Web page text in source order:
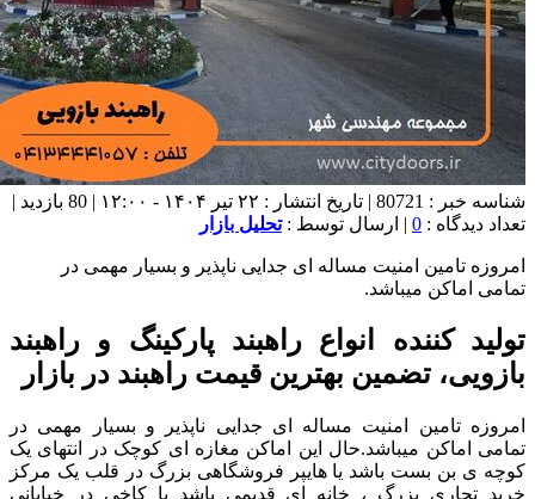
شناسه خبر : 80721 | تاریخ انتشار : ۲۲ تیر ۱۴۰۴ - ۱۲:۰۰ | 80 بازدید |
تعداد دیدگاه : 0 | ارسال توسط :تحلیل بازار
امروزه تامین امنیت مساله ای جدایی ناپذیر و بسیار مهمی در
تمامی اماکن میباشد.
تولید کننده انواع راهبند پارکینگ و راهبند
بازویی، تضمین بهترین قیمت راهبند در بازار
امروزه تامین امنیت مساله ای جدایی ناپذیر و بسیار مهمی در
تمامی اماکن میباشد.حال این اماکن مغازه ای کوچک در انتهای یک
کوچه ی بن بست باشد یا هایپر فروشگاهی بزرگ در قلب یک مرکز
خرید تجاری بزرگ ، خانه ای قدیمی باشد یا کاخی در خیابانی